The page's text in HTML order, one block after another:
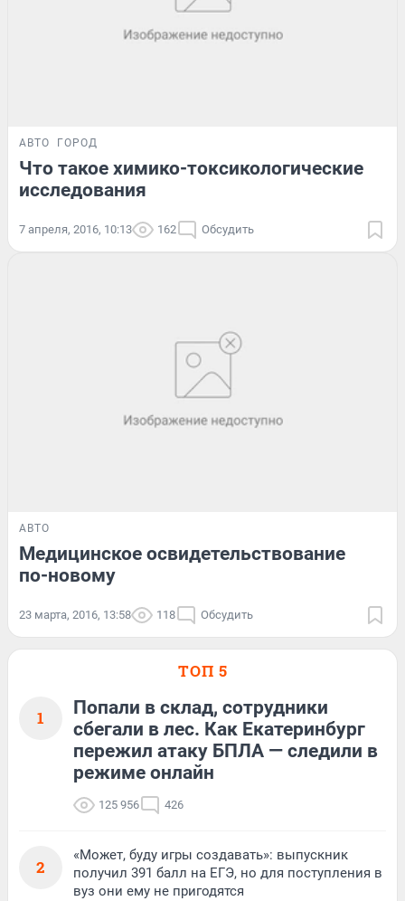
АВТО ГОРОД
Что такое химико-токсикологические
исследования
7 апреля, 2016, 10:13 162 Обсудить
АВТО
Медицинское освидетельствование
по-новому
23 марта, 2016, 13:58 118 Обсудить
ТОП 5
1
Попали в склад, сотрудники
сбегали в лес. Как Екатеринбург
пережил атаку БПЛА — следили в
режиме онлайн
125 956 426
2
«Может, буду игры создавать»: выпускник
получил 391 балл на ЕГЭ, но для поступления в
вуз они ему не пригодятся